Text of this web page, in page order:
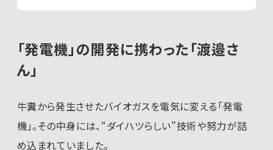
「発電機」の開発に携わった「渡邉さ
ん」
牛糞から発生させたバイオガスを電気に変える「発電
機」。その中身には、“ダイハツらしい”技術や努力が詰
め込まれていました。